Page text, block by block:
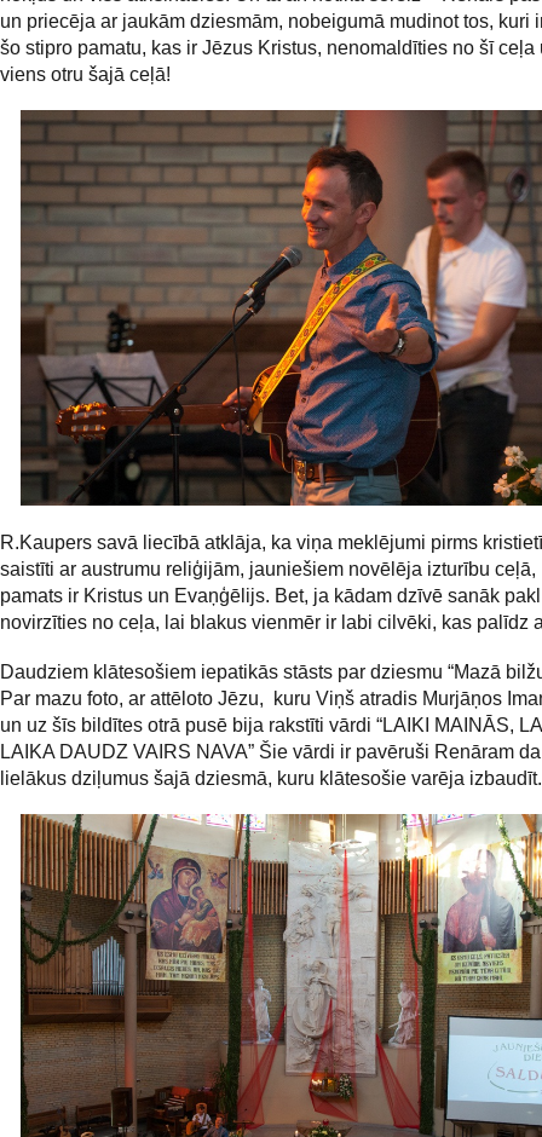
un priecēja ar jaukām dziesmām, nobeigumā mudinot tos, kuri
šo stipro pamatu, kas ir Jēzus Kristus, nenomaldīties no šī ceļa
viens otru šajā ceļā!
R.Kaupers savā liecībā atklāja, ka viņa meklējumi pirms
saistīti ar austrumu reliģijām, jauniešiem novēlēja izturību ceļā,
pamats ir Kristus un Evaņģēlijs. Bet, ja kādam dzīvē sanāk
novirzīties no ceļa, lai blakus vienmēr ir labi cilvēki, kas palīdz
Daudziem klātesošiem iepatikās stāsts par dziesmu “Mazā
Par mazu foto, ar attēloto Jēzu, kuru Viņš atradis Murjāņos
un uz šīs bildītes otrā pusē bija rakstīti vārdi “LAIKI MAINĀS,
LAIKA DAUDZ VAIRS NAVA” Šie vārdi ir pavēruši Renāram
lielākus dziļumus šajā dziesmā, kuru klātesošie varēja izbaudīt.